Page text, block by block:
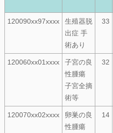
120090xx97xxxx
生殖器脱
出症 手
術あり
33
120060xx01xxxx
子宮の良
性腫瘍
子宮全摘
術等
32
120070xx02xxxx
卵巣の良
性腫瘍
14